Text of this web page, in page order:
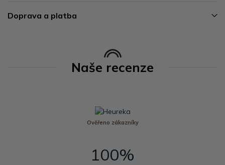
Doprava a platba
Naše recenze
Ověřeno zákazníky
100%